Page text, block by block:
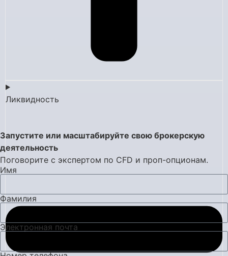
Ликвидность
Запустите или масштабируйте свою брокерскую
деятельность
Поговорите с экспертом по CFD и проп-опционам.
Имя
Фамилия
Электронная почта